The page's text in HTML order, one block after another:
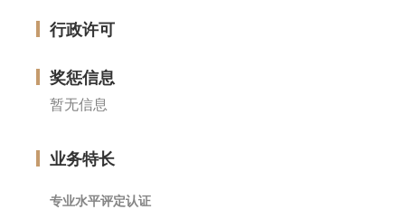
行政许可
奖惩信息
暂无信息
业务特长
专业水平评定认证